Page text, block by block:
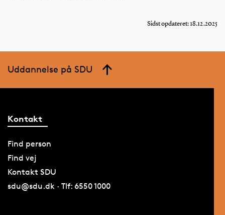
Sidst opdateret: 18.12.2025
Uddannelse på SDU
Kontakt
Find person
Find vej
Kontakt SDU
sdu@sdu.dk · Tlf: 6550 1000